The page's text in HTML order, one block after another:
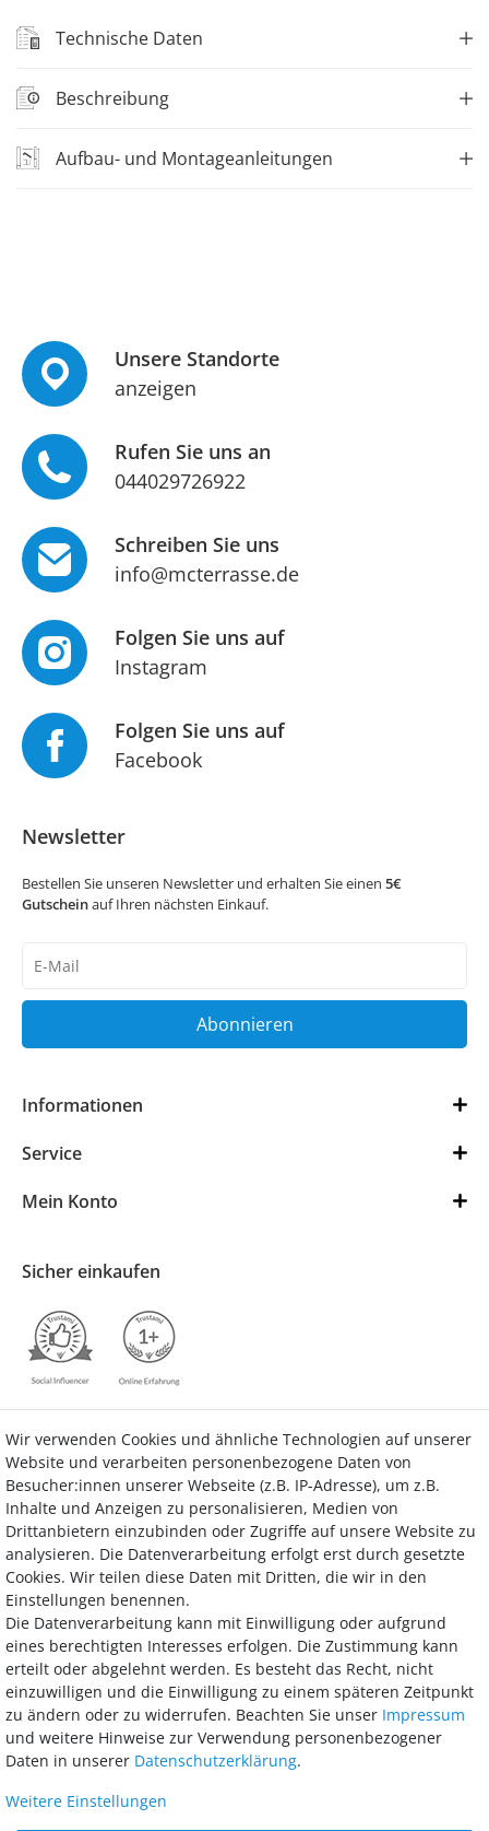
Technische Daten
Beschreibung
Aufbau- und Montageanleitungen
Unsere Standorte
anzeigen
Rufen Sie uns an
044029726922
Schreiben Sie uns
info@mcterrasse.de
Folgen Sie uns auf
Instagram
Folgen Sie uns auf
Facebook
Newsletter
Bestellen Sie unseren Newsletter und erhalten Sie einen 5€
Gutscheinauf Ihren nächsten Einkauf.
Honig
Abonnieren
Informationen
Service
Mein Konto
Sicher einkaufen
Vertrag widerrufen Kontakt
Bezahlung
Wir bieten Ihnen viele Möglichkeiten einer sicheren und bequemen
Bezahlung.
Wir verwenden Cookies und ähnliche Technologien auf unserer
Website und verarbeiten personenbezogene Daten von
Besucher:innen unserer Webseite (z.B. IP-Adresse), um z.B.
Inhalte und Anzeigen zu personalisieren, Medien von
Drittanbietern einzubinden oder Zugriffe auf unsere Website zu
analysieren. Die Datenverarbeitung erfolgt erst durch gesetzte
Cookies. Wir teilen diese Daten mit Dritten, die wir in den
Einstellungen benennen.
Die Datenverarbeitung kann mit Einwilligung oder aufgrund
eines berechtigten Interesses erfolgen. Die Zustimmung kann
erteilt oder abgelehnt werden. Es besteht das Recht, nicht
einzuwilligen und die Einwilligung zu einem späteren Zeitpunkt
zu ändern oder zu widerrufen. Beachten Sie unser Impressum
und weitere Hinweise zur Verwendung personenbezogener
Daten in unserer Daten­schutz­erklärung.
Weitere Einstellungen